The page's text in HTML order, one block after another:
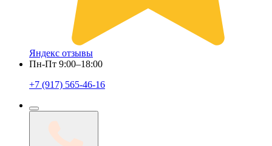
Яндекс отзывы
Пн-Пт 9:00–18:00
+7 (917) 565-46-16